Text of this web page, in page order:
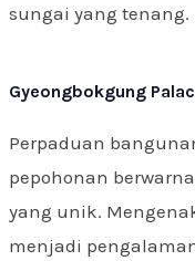
sungai yang tenang.
Gyeongbokgung
Perpaduan
pepohonan
yang unik.
menjadi